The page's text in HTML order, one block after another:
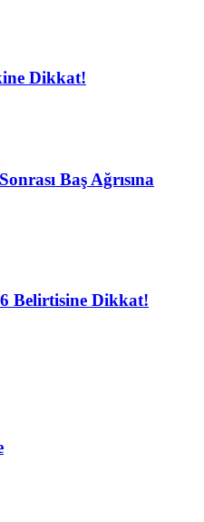
Dikkat!
Baş Ağrısına
6 Belirtisine Dikkat!